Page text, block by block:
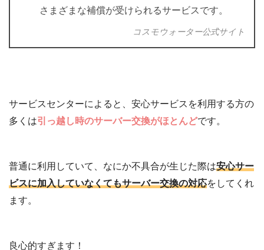
さまざまな補償が受けられるサービスです。
コスモウォーター公式サイト
サービスセンターによると、安心サービスを利用する方の
多くは引っ越し時のサーバー交換がほとんどです。
普通に利用していて、なにか不具合が生じた際は安心サー
ビスに加入していなくてもサーバー交換の対応をしてくれ
ます。
良心的すぎます！